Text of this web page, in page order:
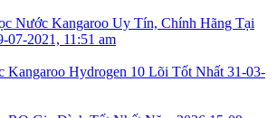
Nước Kangaroo Uy Tín, Chính Hãng Tại
07-2021, 11:51 am
Kangaroo Hydrogen 10 Lõi Tốt Nhất 31-03-